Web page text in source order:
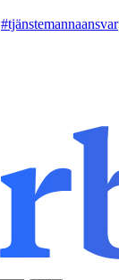
#tjänstemannaansvar